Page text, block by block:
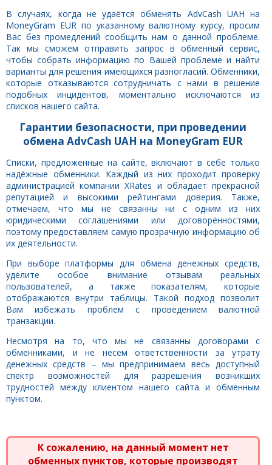
В случаях, когда не удаётся обменять AdvCash UAH на
MoneyGram EUR по указанному валютному курсу, просим
Вас без промедлений сообщить нам о данной проблеме.
Так мы сможем отправить запрос в обменный сервис,
чтобы собрать информацию по Вашей проблеме и найти
варианты для решения имеющихся разногласий. Обменники,
которые отказываются сотрудничать с нами в решение
подобных инцидентов, моментально исключаются из
списков нашего сайта.
Гарантии безопасности, при проведении
обмена AdvCash UAH на MoneyGram EUR
Списки, предложенные на сайте, включают в себе только
надёжные обменники. Каждый из них проходит проверку
администрацией компании XRates и обладает прекрасной
репутацией и высокими рейтингами доверия. Также,
отмечаем, что мы не связанны ни с одним из них
юридическими соглашениями или договорённостями,
поэтому предоставляем самую прозрачную информацию об
их деятельности.
При выборе платформы для обмена денежных средств,
уделите особое внимание отзывам реальных
пользователей, а также показателям, которые
отображаются внутри таблицы. Такой подход позволит
Вам избежать проблем с проведением валютной
транзакции.
Несмотря на то, что мы не связанны договорами с
обменниками, и не несём ответственности за утрату
денежных средств – мы предпринимаем весь доступный
спектр возможностей для разрешения возникших
трудностей между клиентом нашего сайта и обменным
пунктом.
К сожалению, на данный момент нет
обменных пунктов, которые производят